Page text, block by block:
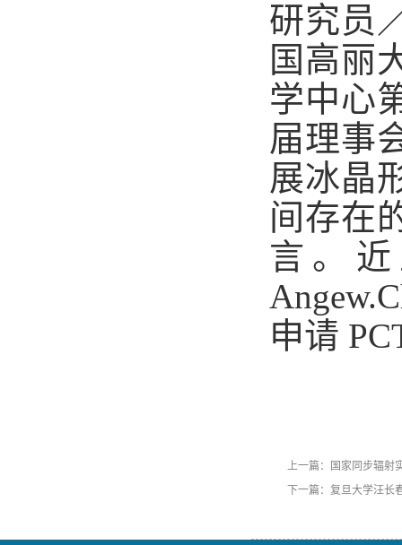
研究员
国高丽
学中心
届理事
展冰晶
间存在
言。
申请
上一篇：国家同步辐射
下一篇：复旦大学汪